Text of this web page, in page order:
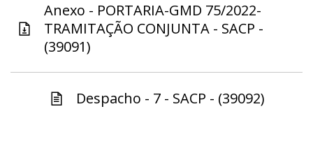
Anexo - PORTARIA-GMD 75/2022-
TRAMITAÇÃO CONJUNTA - SACP -
(39091)
Despacho - 7 - SACP - (39092)